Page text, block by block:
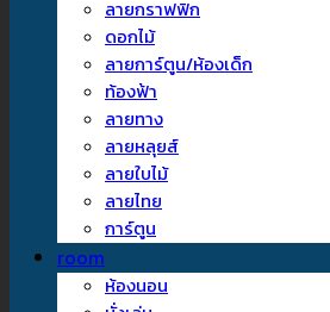
ลายกราฟฟิก
ดอกไม้
ลายการ์ตูน/ห้องเด็ก
ท้องฟ้า
ลายทาง
ลายหลุยส์
ลายใบไม้
ลายไทย
การ์ตูน
room
ห้องนอน